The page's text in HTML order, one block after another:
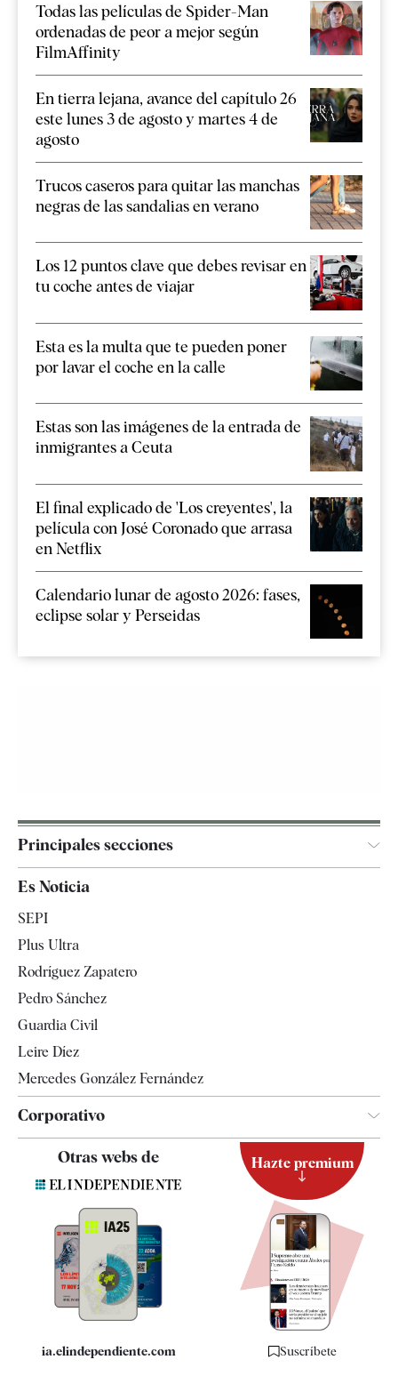
Todas las películas de Spider-Man
ordenadas de peor a mejor según
FilmAffinity
En tierra lejana, avance del capítulo 26
este lunes 3 de agosto y martes 4 de
agosto
Trucos caseros para quitar las manchas
negras de las sandalias en verano
Los 12 puntos clave que debes revisar en
tu coche antes de viajar
Esta es la multa que te pueden poner
por lavar el coche en la calle
Estas son las imágenes de la entrada de
inmigrantes a Ceuta
El final explicado de 'Los creyentes', la
película con José Coronado que arrasa
en Netflix
Calendario lunar de agosto 2026: fases,
eclipse solar y Perseidas
Principales secciones
España
Televisión
Es Noticia
SEPI
Plus Ultra
Rodríguez Zapatero
Pedro Sánchez
Guardia Civil
Leire Díez
Mercedes González Fernández
Corporativo
Contacto
Quiénes somos
Especificaciones
Otras webs de
ia.elindependiente.com
Hazte premium
Suscríbete